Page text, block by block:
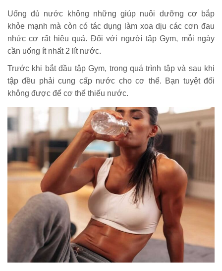
Uống đủ nước không những giúp nuôi dưỡng cơ bắp
khỏe mạnh mà còn có tác dụng làm xoa dịu các cơn đau
nhức cơ rất hiệu quả. Đối với người tập Gym, mỗi ngày
cần uống ít nhất 2 lít nước.
Trước khi bắt đầu tập Gym, trong quá trình tập và sau khi
tập đều phải cung cấp nước cho cơ thể. Bạn tuyệt đối
không được để cơ thể thiếu nước.